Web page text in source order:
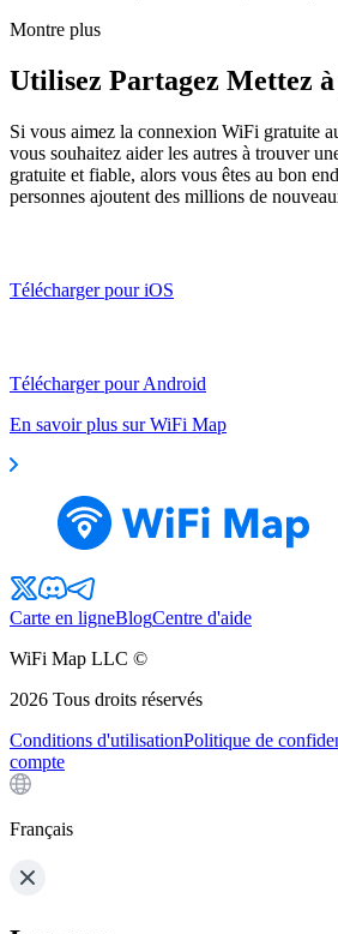
Montre plus
Utilisez Partagez Mettez
Si vous aimez la connexion WiFi gratuite
vous souhaitez aider les autres à trouver
gratuite et fiable, alors vous êtes au bon
personnes ajoutent des millions de
Télécharger pour iOS
Télécharger pour Android
En savoir plus sur WiFi Map
Carte en ligneBlogCentre d'aide
WiFi Map LLC ©
2026 Tous droits réservés
Conditions d'utilisationPolitique de
compte
Français